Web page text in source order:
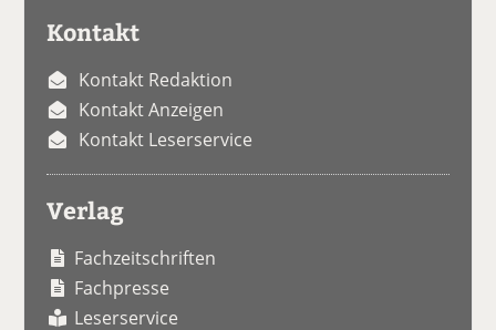
Kontakt
Kontakt Redaktion
Kontakt Anzeigen
Kontakt Leserservice
Verlag
Fachzeitschriften
Fachpresse
Leserservice